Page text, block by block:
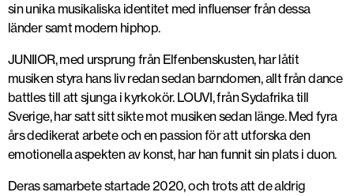
sin unika musikaliska identitet med influenser från dessa
länder samt modern hiphop.
JUNIIOR, med ursprung från Elfenbenskusten, har låtit
musiken styra hans liv redan sedan barndomen, allt från dance
battles till att sjunga i kyrkokör. LOUVI, från Sydafrika till
Sverige, har satt sitt sikte mot musiken sedan länge. Med fyra
års dedikerat arbete och en passion för att utforska den
emotionella aspekten av konst, har han funnit sin plats i duon.
Deras samarbete startade 2020, och trots att de aldrig